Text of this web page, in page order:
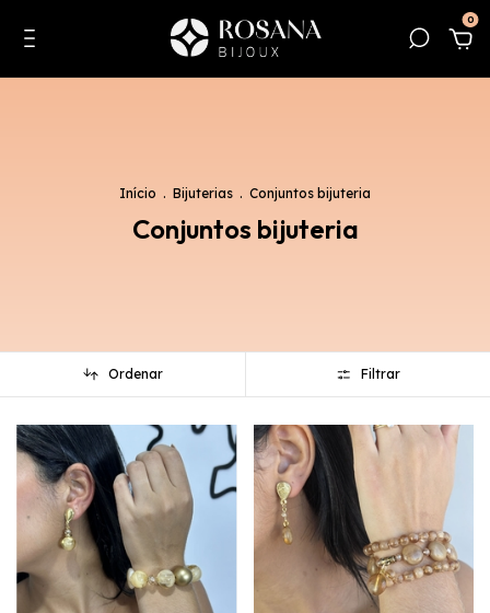
0
Início . Bijuterias . Conjuntos bijuteria
Conjuntos bijuteria
Ordenar Filtrar